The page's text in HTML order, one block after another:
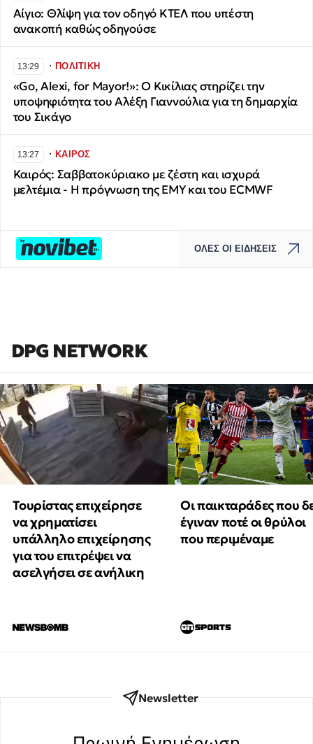
Αίγιο: Θλίψη για τον οδηγό ΚΤΕΛ που υπέστη
ανακοπή καθώς οδηγούσε
13:29 ∙ΠΟΛΙΤΙΚΗ
«Go, Alexi, for Mayor!»: Ο Κικίλιας στηρίζει την
υποψηφιότητα του Αλέξη Γιαννούλια για τη δημαρχία
του Σικάγο
13:27 ∙ΚΑΙΡΟΣ
Καιρός: Σαββατοκύριακο με ζέστη και ισχυρά
μελτέμια - Η πρόγνωση της ΕΜΥ και του ECMWF
ΟΛΕΣ ΟΙ ΕΙΔΗΣΕΙΣ
DPG NETWORK
Τουρίστας επιχείρησε
να χρηματίσει
υπάλληλο επιχείρησης
για του επιτρέψει να
ασελγήσει σε ανήλικη
Οι παικταράδες που
έγιναν ποτέ οι θρύλοι
που περιμέναμε
Newsletter